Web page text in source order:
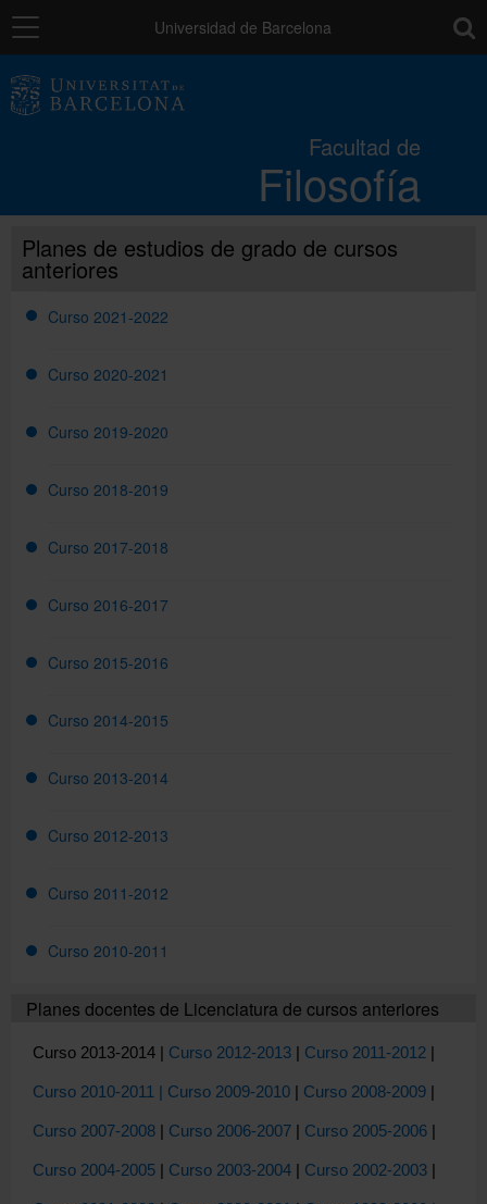
Navegación Universidad de Barcelona
Facultad de
Filosofía
Estudios
Investigación e innovación
Planes de estudios de grado de cursos
anteriores
Curso 2021-2022
Curso 2020-2021
Curso 2019-2020
Curso 2018-2019
Curso 2017-2018
Curso 2016-2017
Curso 2015-2016
Curso 2014-2015
Curso 2013-2014
Curso 2012-2013
Curso 2011-2012
Curso 2010-2011
Planes docentes de Licenciatura de cursos anteriores
Curso 2013-2014 Curso 2012-2013 Curso 2011-2012
Curso 2010-2011 | Curso 2009-2010 Curso 2008-2009
Curso 2007-2008 Curso 2006-2007 Curso 2005-2006
Curso 2004-2005 Curso 2003-2004 Curso 2002-2003